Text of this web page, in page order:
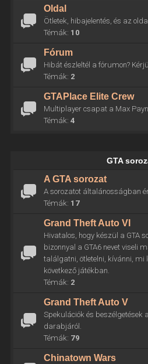
Oldal
Ötletek, hibajelentés, és az
Témák: 10
Fórum
Hibát észleltél a fórumon?
Témák: 2
GTAPlace Elite Crew
Multiplayer csapat a Max
Témák: 4
GTA
A GTA sorozat
A sorozatot általánosságban
Témák: 17
Grand Theft Auto VI
Hivatalos, hogy készül a GTA
bizonnyal a GTA6 nevet viseli
találgatni, ötletelni, kívánni, mi
következő játékban.
Témák: 2
Grand Theft Auto V
Spekulációk és beszélgetések
darabjáról.
Témák: 79
Chinatown Wars